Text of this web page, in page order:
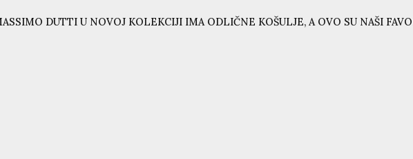
DUTTI U NOVOJ KOLEKCIJI IMA ODLIČNE KOŠULJE, A OVO SU NAŠI